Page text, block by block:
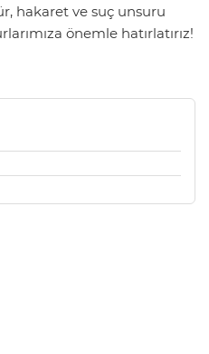
hakaret ve suç unsuru
önemle hatırlatırız!